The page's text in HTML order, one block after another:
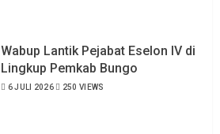
Wabup Lantik Pejabat Eselon IV di
Lingkup Pemkab Bungo
6 JULI 2026 250 VIEWS